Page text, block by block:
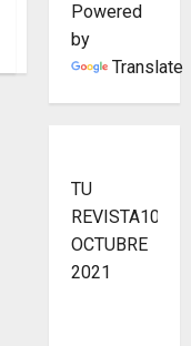
Powered
by
Translate
TU
REVISTA10
OCTUBRE
2021